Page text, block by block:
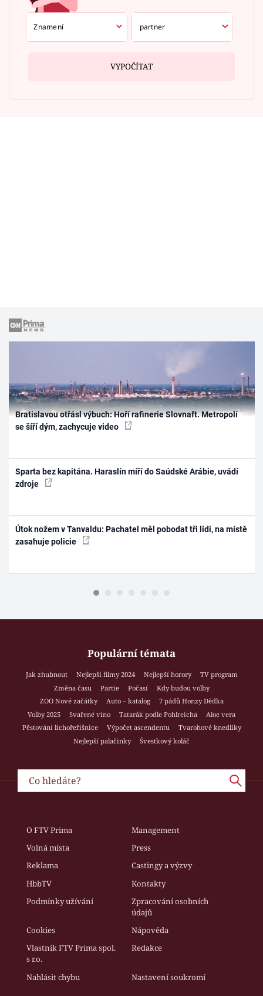
VYPOČÍTAT
Bratislavou otřásl výbuch: Hoří rafinerie Slovnaft. Metropolí
se šíří dým, zachycuje video
Sparta bez kapitána. Haraslín míří do Saúdské Arábie, uvádí
zdroje
Útok nožem v Tanvaldu: Pachatel měl pobodat tři lidi, na místě
zasahuje policie
Populární témata
Jak zhubnout Nejlepší filmy 2024 Nejlepší horory
TV program
Změna času
Partie Počasí
Kdy budou volby
ZOO Nové začátky
Auto – katalog
7 pádů Honzy Dědka
Volby 2025
Svařené víno Tatarák podle Pohlreicha
Aloe vera
Pěstování lichořeřišnice
Výpočet ascendentu
Tvarohové knedlíky
Nejlepší palačinky
Švestkový koláč
O FTV Prima
Management
Volná místa
Press
Reklama
Castingy a výzvy
HbbTV
Kontakty
Podmínky užívání
Zpracování osobních
údajů
Cookies
Nápověda
Vlastník FTV Prima spol.
s r.o.
Redakce
Nahlásit chybu Nastavení soukromí